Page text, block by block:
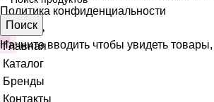
Поиск
Начните вводить чтобы увидеть
Политика конфиденциальности
Принять
Главная
Каталог
Бренды
Контакты